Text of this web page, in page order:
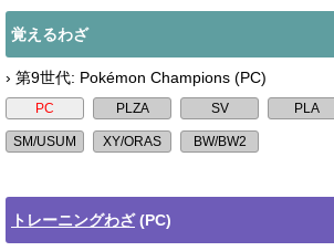
覚えるわざ
› 第9世代: Pokémon Champions (PC)
トレーニングわざ(PC)